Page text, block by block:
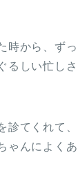
時から、ず
るしい忙し
診てくれて
ゃんによく